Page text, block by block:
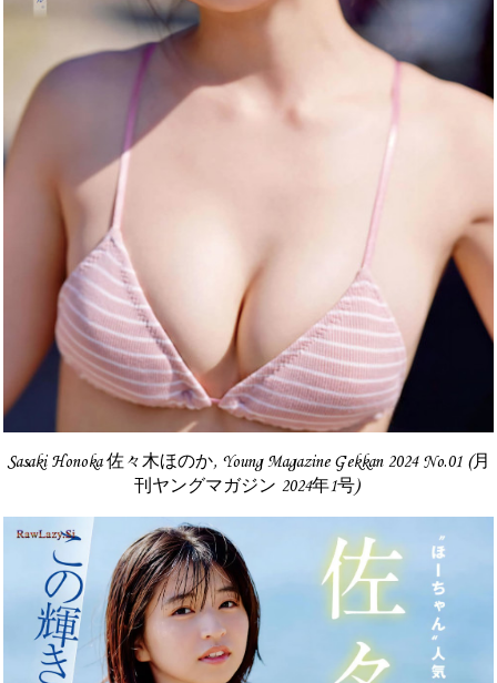
Sasaki Honoka 佐々木ほのか, Young Magazine Gekkan 2024 No.01 (月
刊ヤングマガジン 2024年1号)